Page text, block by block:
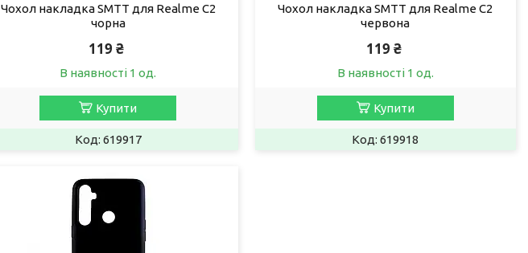
Чохол накладка SMTT для Realme C2
чорна
119 ₴
В наявності 1 од.
Купити
619917
Чохол накладка SMTT для Realme C2
червона
119 ₴
В наявності 1 од.
Купити
619918